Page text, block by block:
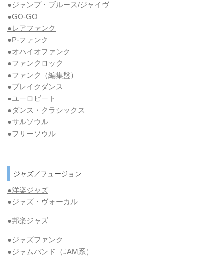
●ジャンプ・ブルース/ジャイヴ
●GO-GO
●レアファンク
●P-ファンク
●オハイオファンク
●ファンクロック
●ファンク
（編集盤）
●ブレイクダンス
●ユーロビート
●ダンス・クラシックス
●サルソウル
●フリーソウル
ジャズ／フュージョン
●洋楽ジャズ
●ジャズ・ヴォーカル
●邦楽ジャズ
●ジャズファンク
●ジャムバンド（JAM系）